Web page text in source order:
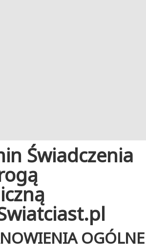
Świadczenia
OGÓLNE